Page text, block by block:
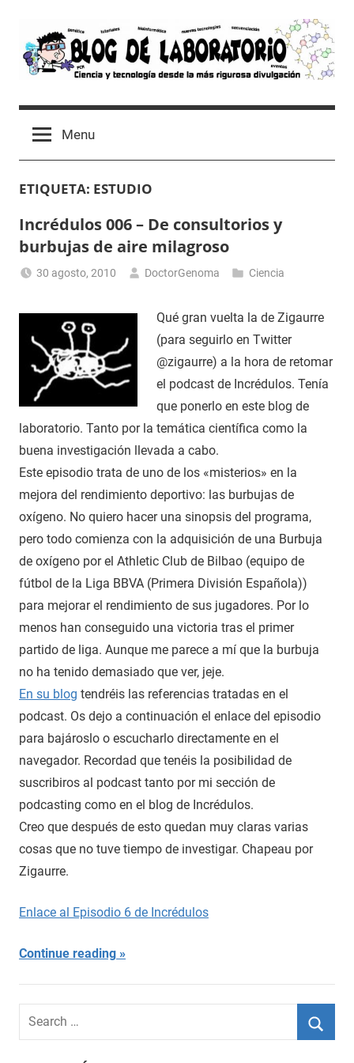
content
Blog
de
Laboratorio
Tutoriales,
Ocio
un
Laboratorio
de
Menu
ETIQUETA: ESTUDIO
Incrédulos 006 – De consultorios y
burbujas de aire milagroso
30 agosto, 2010 DoctorGenoma Ciencia
Qué gran vuelta la de Zigaurre
(para seguirlo en Twitter
@zigaurre) a la hora de retomar
el podcast de Incrédulos. Tenía
que ponerlo en este blog de
laboratorio. Tanto por la temática científica como la
buena investigación llevada a cabo.
Este episodio trata de uno de los «misterios» en la
mejora del rendimiento deportivo: las burbujas de
oxígeno. No quiero hacer una sinopsis del programa,
pero todo comienza con la adquisición de una Burbuja
de oxígeno por el Athletic Club de Bilbao (equipo de
fútbol de la Liga BBVA (Primera División Española))
para mejorar el rendimiento de sus jugadores. Por lo
menos han conseguido una victoria tras el primer
partido de liga. Aunque me parece a mí que la burbuja
no ha tenido demasiado que ver, jeje.
En su blog tendréis las referencias tratadas en el
podcast. Os dejo a continuación el enlace del episodio
para bajároslo o escucharlo directamente en el
navegador. Recordad que tenéis la posibilidad de
suscribiros al podcast tanto por mi sección de
podcasting como en el blog de Incrédulos.
Creo que después de esto quedan muy claras varias
cosas que no tuve tiempo de investigar. Chapeau por
Zigaurre.
Enlace al Episodio 6 de Incrédulos
Continue reading
Search
for: